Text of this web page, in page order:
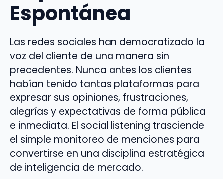
Espontánea
Las redes sociales han democratizado la
voz del cliente de una manera sin
precedentes. Nunca antes los clientes
habían tenido tantas plataformas para
expresar sus opiniones, frustraciones,
alegrías y expectativas de forma pública
e inmediata. El social listening trasciende
el simple monitoreo de menciones para
convertirse en una disciplina estratégica
de inteligencia de mercado.